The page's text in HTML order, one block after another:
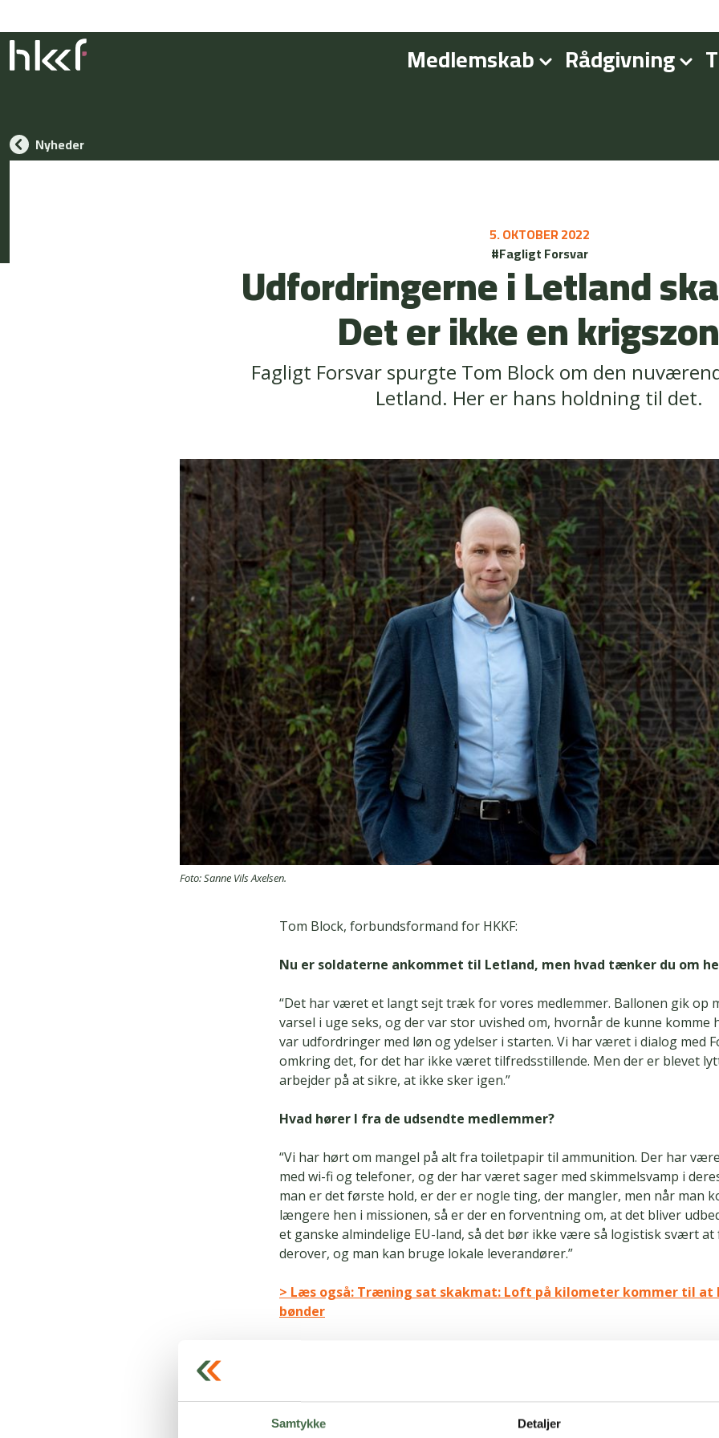
Samtykke Detaljer
Medlemskab Rådgivning
Nyheder
5. OKTOBER 2022
#Fagligt Forsvar
Udfordringerne i Letland
Det er ikke en
Fagligt Forsvar spurgte Tom Block om den
Letland. Her er hans holdning til det.
Foto: Sanne Vils Axelsen.
Tom Block, forbundsformand for HKKF:
Nu er soldaterne ankommet til Letland, men hvad tænker du om
“Det har været et langt sejt træk for vores medlemmer. Ballonen gik op
varsel i uge seks, og der var stor uvished om, hvornår de kunne komme
var udfordringer med løn og ydelser i starten. Vi har været i dialog med
omkring det, for det har ikke været tilfredsstillende. Men der er blevet
arbejder på at sikre, at ikke sker igen.”
Hvad hører I fra de udsendte medlemmer?
“Vi har hørt om mangel på alt fra toiletpapir til ammunition. Der har
med wi-fi og telefoner, og der har været sager med skimmelsvamp i
man er det første hold, er der er nogle ting, der mangler, men når man
længere hen i missionen, så er der en forventning om, at det bliver
et ganske almindelige EU-land, så det bør ikke være så logistisk svært
derover, og man kan bruge lokale leverandører.”
> Læs også: Træning sat skakmat: Loft på kilometer kommer til at
bønder
gør noget for at rette op på problemerne. Vi ved, at operationsstaben
på tingene. Det følger vi selvfølgelig op på. Tingene skal løses. Det er